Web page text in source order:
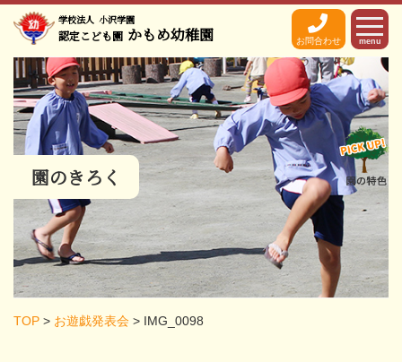
学校法人 小沢学園
認定こども園 かもめ幼稚園 お問合わせ menu
園のきろく
TOP > お遊戯発表会 > IMG_0098